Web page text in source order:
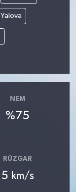
Yalova
NEM
%75
RÜZGAR
5 km/s